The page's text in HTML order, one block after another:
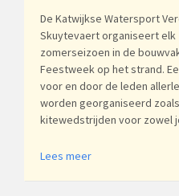
De Katwijkse Watersport
Skuytevaert organiseert elk
zomerseizoen in de
Feestweek op het strand.
voor en door de leden
worden georganiseerd
kitewedstrijden voor zowel
Lees meer